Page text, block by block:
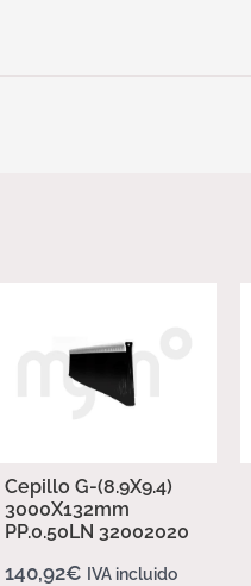
Cepillo G-(8.9X9.4)
3000X132mm
PP.0.50LN 32002020
140,92€ IVA incluido